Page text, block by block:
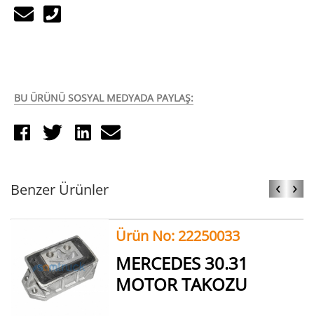
BU ÜRÜNÜ SOSYAL MEDYADA PAYLAŞ:
Benzer Ürünler ‹ ›
Ürün No: 22250033
MERCEDES 30.31
MOTOR TAKOZU